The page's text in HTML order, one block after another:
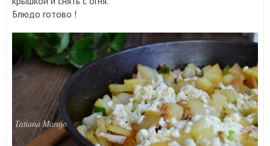
Блюдо готово !